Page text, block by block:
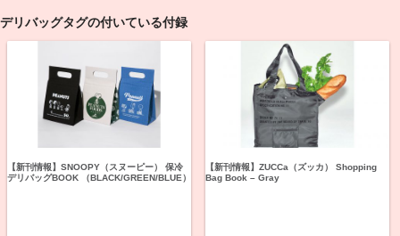
デリバッグタグの付いている付録
【新刊情報】SNOOPY（スヌーピー） 保冷
デリバッグBOOK （BLACK/GREEN/BLUE）
【新刊情報】ZUCCa（ズッカ） Shopping
Bag Book – Gray